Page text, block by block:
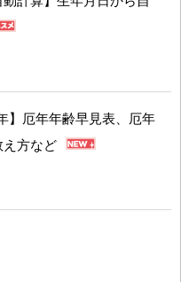
】厄年年齢早見表、厄年
え方など